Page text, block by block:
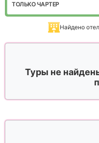
ТОЛЬКО ЧАРТЕР
Найдено
Туры не